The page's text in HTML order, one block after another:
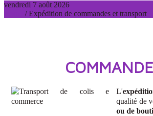
vendredi 7 août 2026
/Expédition de commandes et transport
L'
qualité de
ou de